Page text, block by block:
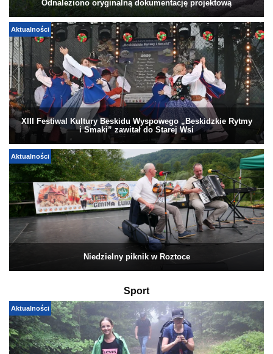
Odnaleziono oryginalną dokumentację projektową
Aktualności
XIII Festiwal Kultury Beskidu Wyspowego „Beskidzkie Rytmy
i Smaki” zawitał do Starej Wsi
Aktualności
Niedzielny piknik w Roztoce
Sport
Aktualności